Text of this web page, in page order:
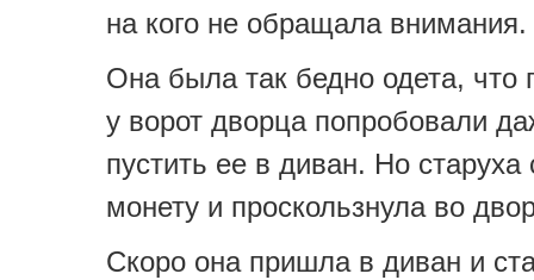
на кого не обращала внимания.
Она была так бедно одета, что
у ворот дворца попробовали
пустить ее в диван. Но старуха
монету и проскользнула во
Скоро она пришла в диван и